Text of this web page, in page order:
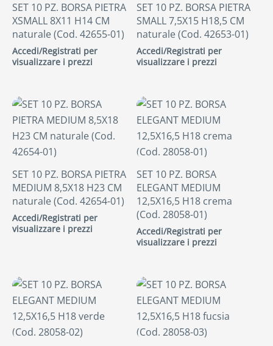
SET 10 PZ. BORSA PIETRA
XSMALL 8X11 H14 CM
naturale (Cod. 42655-01)
Accedi/Registrati per
visualizzare i prezzi
SET 10 PZ. BORSA PIETRA
SMALL 7,5X15 H18,5 CM
naturale (Cod. 42653-01)
Accedi/Registrati per
visualizzare i prezzi
SET 10 PZ. BORSA PIETRA
MEDIUM 8,5X18 H23 CM
naturale (Cod. 42654-01)
Accedi/Registrati per
visualizzare i prezzi
SET 10 PZ. BORSA
ELEGANT MEDIUM
12,5X16,5 H18 crema
(Cod. 28058-01)
Accedi/Registrati per
visualizzare i prezzi